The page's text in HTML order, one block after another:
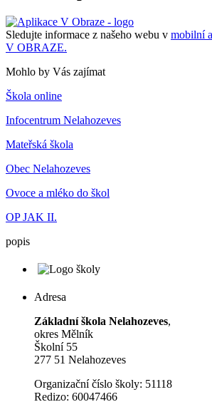
Sledujte informace z našeho webu v mobilní
V OBRAZE.
Mohlo by Vás zajímat
Škola online
Infocentrum Nelahozeves
Mateřská škola
Obec Nelahozeves
Ovoce a mléko do škol
OP JAK II.
popis
Adresa
Základní škola Nelahozeves,
okres Mělník
Školní 55
277 51 Nelahozeves
Organizační číslo školy: 51118
Redizo: 60047466